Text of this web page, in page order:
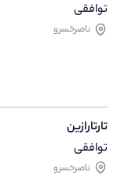
توافقی
ناصرخسرو
تارتارازین
توافقی
ناصرخسرو